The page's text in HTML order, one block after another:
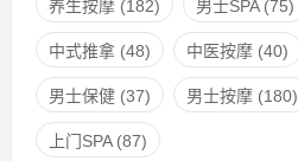
养生按摩(182) 男士SPA(75)
中式推拿(48) 中医按摩(40)
男士保健(37) 男士按摩(180)
上门SPA(87)